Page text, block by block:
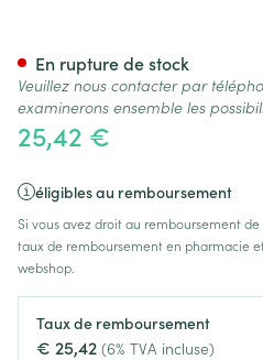
25,42 €
éligibles au remboursement
Si vous avez droit au remboursement
taux de remboursement en pharmacie
webshop.
Taux de remboursement
€ 25,42 (6% TVA incluse)
En rupture de stock
Veuillez nous contacter par
examinerons ensemble les